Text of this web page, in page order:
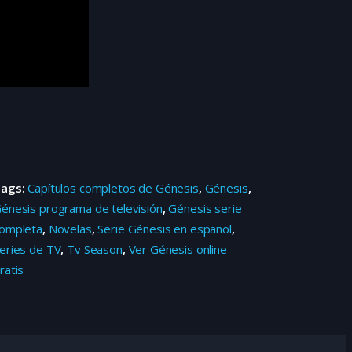
Capítulos completos de Génesis, Génesis,
programa de televisión,Génesis serie
, Novelas,Serie Génesis en español,
de TV, Tv Season, Ver Génesis online